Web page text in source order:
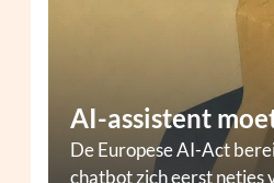
AI-assistent
De Europese AI-Act
chatbot zich eerst netjes